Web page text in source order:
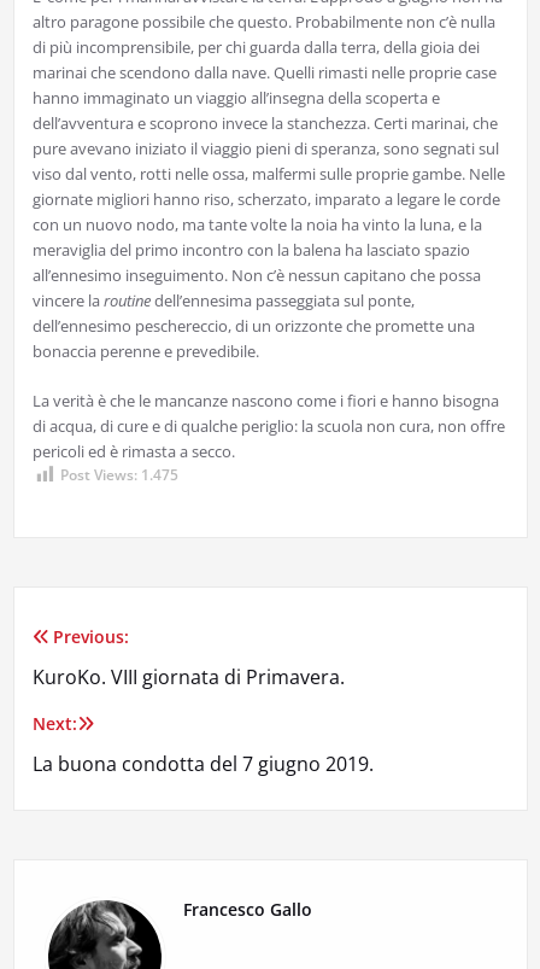
altro paragone possibile che questo. Probabilmente non c’è nulla
di più incomprensibile, per chi guarda dalla terra, della gioia dei
marinai che scendono dalla nave. Quelli rimasti nelle proprie case
hanno immaginato un viaggio all’insegna della scoperta e
dell’avventura e scoprono invece la stanchezza. Certi marinai, che
pure avevano iniziato il viaggio pieni di speranza, sono segnati sul
viso dal vento, rotti nelle ossa, malfermi sulle proprie gambe. Nelle
giornate migliori hanno riso, scherzato, imparato a legare le corde
con un nuovo nodo, ma tante volte la noia ha vinto la luna, e la
meraviglia del primo incontro con la balena ha lasciato spazio
all’ennesimo inseguimento. Non c’è nessun capitano che possa
vincere laroutinedell’ennesima passeggiata sul ponte,
dell’ennesimo peschereccio, di un orizzonte che promette una
bonaccia perenne e prevedibile.
La verità è che le mancanze nascono come i fiori e hanno bisogna
di acqua, di cure e di qualche periglio: la scuola non cura, non offre
pericoli ed è rimasta a secco.
Post Views: 1.475
Navigazione
articoli
Previous:
KuroKo. VIII giornata di Primavera.
Next:
La buona condotta del 7 giugno 2019.
Francesco Gallo